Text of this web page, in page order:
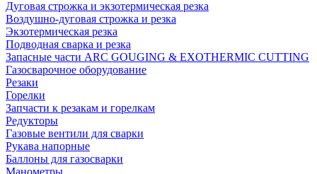
Дуговая строжка и экзотермическая резка
Воздушно-дуговая строжка и резка
Экзотермическая резка
Подводная сварка и резка
Запасные части ARC GOUGING & EXOTHERMIC CUTTING
Газосварочное оборудование
Резаки
Горелки
Запчасти к резакам и горелкам
Редукторы
Газовые вентили для сварки
Рукава напорные
Баллоны для газосварки
Манометры